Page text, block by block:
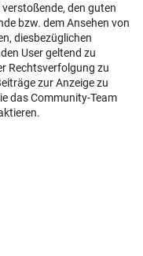
den guten
bzw. dem Ansehen von
diesbezüglichen
User geltend zu
Rechtsverfolgung zu
zur Anzeige zu
das Community-Team